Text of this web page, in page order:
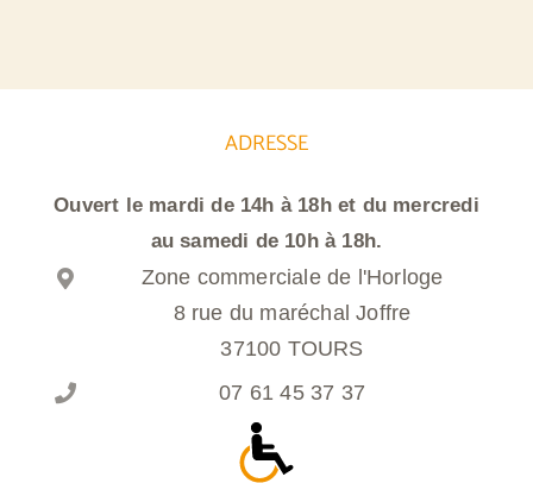
ADRESSE
Ouvert le mardi de 14h à 18h et du mercredi
au samedi de 10h à 18h.
Zone commerciale de l'Horloge
8 rue du maréchal Joffre
37100 TOURS
07 61 45 37 37